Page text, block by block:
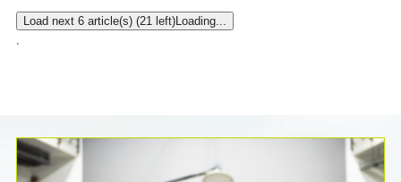
Load next 6 article(s) (21 left)Loading...
.